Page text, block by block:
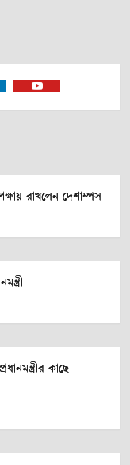
Youtube
রাখলেন দেশাম্পস
কাছে